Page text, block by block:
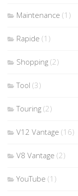
Maintenance (1)
Rapide (1)
Shopping (2)
Tool (3)
Touring (2)
V12 Vantage (16)
V8 Vantage (2)
YouTube (1)